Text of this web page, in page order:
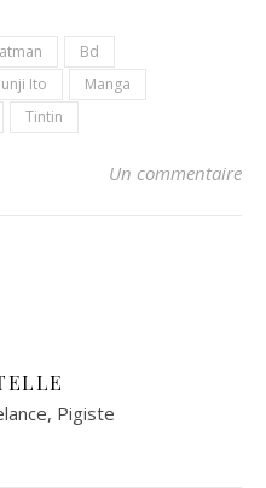
Bd
Junji Ito
Manga
Tintin
Un commentaire
Pigiste